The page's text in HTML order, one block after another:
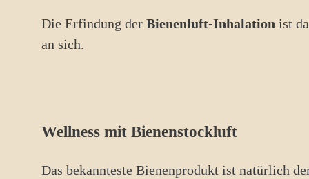
Die Erfindung der Bienenluft-Inhalation ist
an sich.
Wellness mit Bienenstockluft
Das bekannteste Bienenprodukt ist natürlich